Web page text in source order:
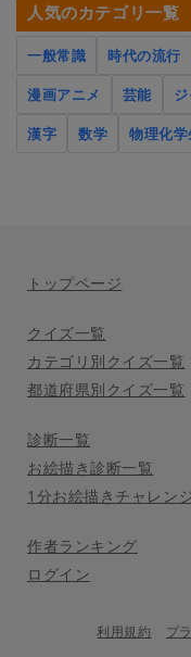
人気のカテゴリ一覧
一般常識 時代の流行
漫画アニメ
芸能
漢字
数学 物理化
トップページ
クイズ一覧
カテゴリ別クイズ一覧
都道府県別クイズ一覧
診断一覧
お絵描き診断一覧
1分お絵描きチャレン
作者ランキング
ログイン
利用規約 プ